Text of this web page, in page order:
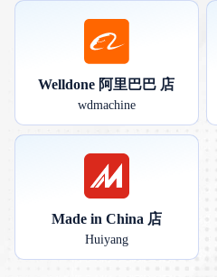
Welldone 阿里巴巴 店
wdmachine
Made in China 店
Huiyang